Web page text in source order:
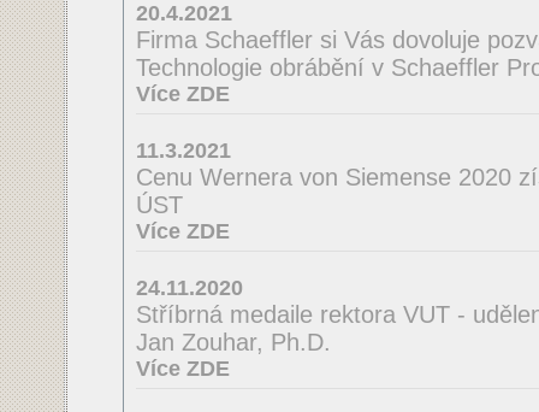
20.4.2021
Firma Schaeffler si Vás dovoluje
Technologie obrábění v Schaeffler
Více ZDE
11.3.2021
Cenu Wernera von Siemense 2020
ÚST
Více ZDE
24.11.2020
Stříbrná medaile rektora VUT -
Jan Zouhar, Ph.D.
Více ZDE